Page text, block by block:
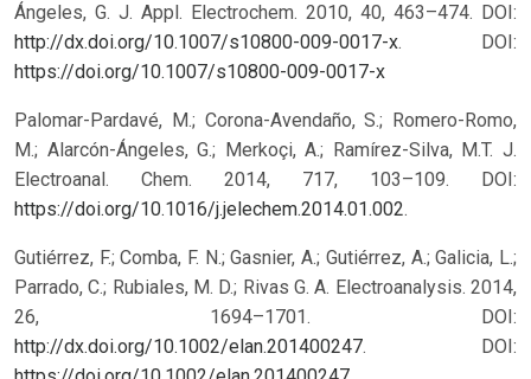
Ángeles, G. J. Appl. Electrochem. 2010, 40, 463–474. DOI:
http://dx.doi.org/10.1007/s10800-009-0017-x.
DOI:
https://doi.org/10.1007/s10800-009-0017-x
Palomar-Pardavé, M.; Corona-Avendaño, S.; Romero-Romo,
M.; Alarcón-Ángeles, G.; Merkoçi, A.; Ramírez-Silva, M.T. J.
Electroanal. Chem. 2014, 717, 103–109. DOI:
https://doi.org/10.1016/j.jelechem.2014.01.002.
Gutiérrez, F.; Comba, F. N.; Gasnier, A.; Gutiérrez, A.; Galicia, L.;
Parrado, C.; Rubiales, M. D.; Rivas G. A. Electroanalysis. 2014,
26, 1694–1701. DOI:
http://dx.doi.org/10.1002/elan.201400247.
DOI: